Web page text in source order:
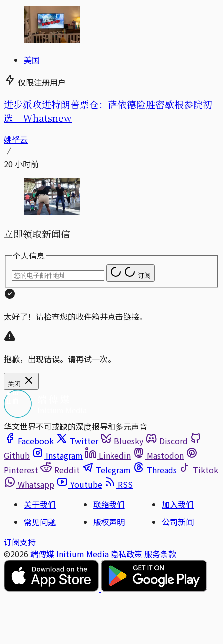
美国
仅限注册用户
进步派攻进特朗普票仓：萨依德险胜密歇根参院初
选｜Whatsnew
姚拏云
20 小时前
立即领取新闻信
个人信息
订阅
太好了！请检查您的收件箱并点击链接。
抱歉，出现错误。请再试一次。
关闭
华文世界不可或缺的深度报导和多元声音
Facebook
Twitter Bluesky
Discord
Github
Instagram Linkedin
Mastodon
Pinterest
Reddit Telegram Threads
Tiktok
Whatsapp
Youtube
RSS
关于我们
联络我们
加入我们
常见问题
版权声明
公司新闻
订阅支持
©2026 端傳媒 Initium Media 隐私政策 服务条款